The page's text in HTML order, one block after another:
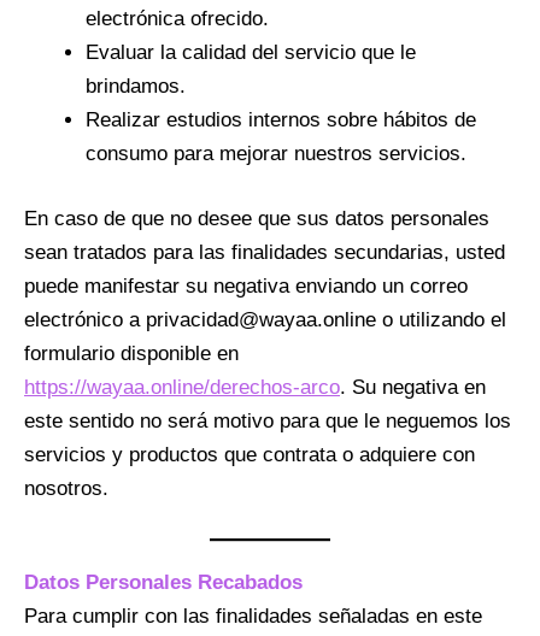
electrónica ofrecido.
Evaluar la calidad del servicio que le
brindamos.
Realizar estudios internos sobre hábitos de
consumo para mejorar nuestros servicios.
En caso de que no desee que sus datos personales
sean tratados para las finalidades secundarias, usted
puede manifestar su negativa enviando un correo
electrónico a privacidad@wayaa.online o utilizando el
formulario disponible en
https://wayaa.online/derechos-arco. Su negativa en
este sentido no será motivo para que le neguemos los
servicios y productos que contrata o adquiere con
nosotros.
Datos Personales Recabados
Para cumplir con las finalidades señaladas en este